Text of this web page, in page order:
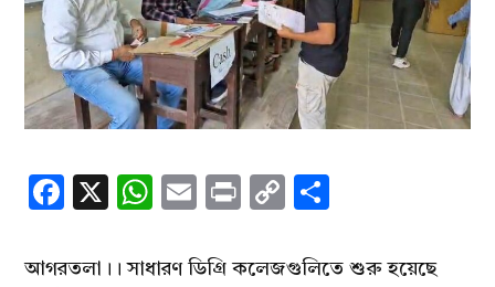
Facebook
X WhatsApp
EmailPrintCopy
আগরতলা।। সাধারণ ডিগ্রি কলেজগুলিতে শুরু হয়েছে